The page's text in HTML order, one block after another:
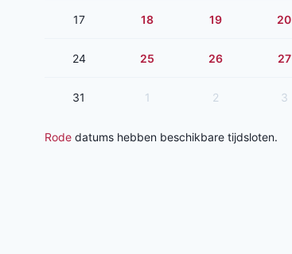
17 18 19 20
24 25 26 27
31 1 2 3
Rode datums hebben beschikbare tijdsloten.